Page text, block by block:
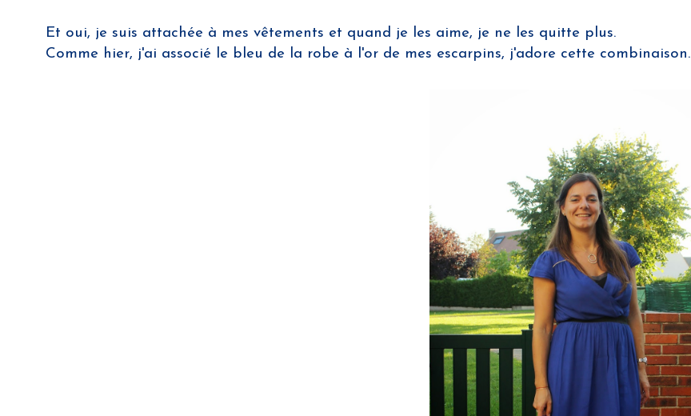
Et oui, je suis attachée à mes vêtements et quand je les aime, je ne les quitte plus.
Comme hier, j'ai associé le bleu de la robe à l'or de mes escarpins, j'adore cette combinaison.